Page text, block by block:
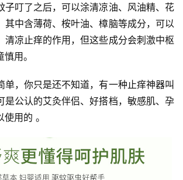
子叮了之后，可以涂清凉油、风油精、花
其中含薄荷、桉叶油、樟脑等成分，可以
清凉止痒的作用，但这些成分会刺激中枢
用。
单，你只是还不知道，有一种止痒神器叫
是公认的艾灸伴侣、好搭档，敏感肌、孕
用的 。